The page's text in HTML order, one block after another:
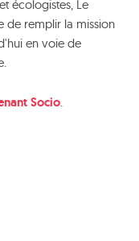
écologistes, Le
de remplir la mission
en voie de
Socio.